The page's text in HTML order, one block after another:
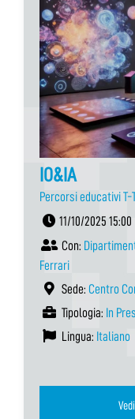
IO&IA
Percorsi educativi T-
11/10/2025 15:00
Con:
Ferrari
Sede: Centro
Tipologia: In
Lingua: Italiano